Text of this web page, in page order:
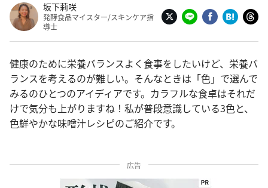
坂下莉咲
発酵食品マイスター/スキンケア指
導士
健康のために栄養バランスよく食事をしたいけど、栄養バ
ランスを考えるのが難しい。そんなときは「色」で選んで
みるのひとつのアイディアです。カラフルな食卓はそれだ
けで気分も上がりますね！私が普段意識している3色と、
色鮮やかな味噌汁レシピのご紹介です。
広告